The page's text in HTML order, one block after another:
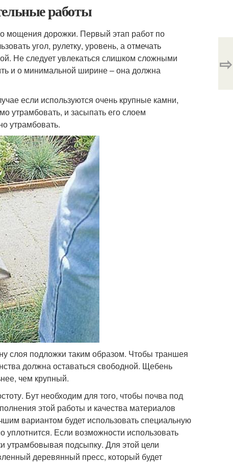
работы
мощения дорожки. Первый этап работ по
угол, рулетку, уровень, а отмечать
Не следует увлекаться слишком сложными
и о минимальной ширине – она должна
если используются очень крупные камни,
утрамбовать, и засыпать его слоем
утрамбовать.
слоя подложки таким образом. Чтобы траншея
должна оставаться свободной. Щебень
чем крупный.
Бут необходим для того, чтобы почва под
этой работы и качества материалов
вариантом будет использовать специальную
Если возможности использовать
утрамбовывая подсыпку. Для этой цели
деревянный пресс, который будет
⇨